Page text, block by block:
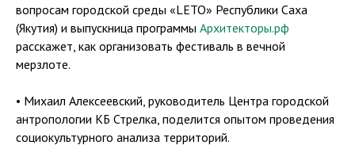
вопросам городской среды «LETO» Республики Саха
(Якутия) и выпускница программы Архитекторы.рф
расскажет, как организовать фестиваль в вечной
мерзлоте.
• Михаил Алексеевский, руководитель Центра городской
антропологии КБ Стрелка, поделится опытом проведения
социокультурного анализа территорий.